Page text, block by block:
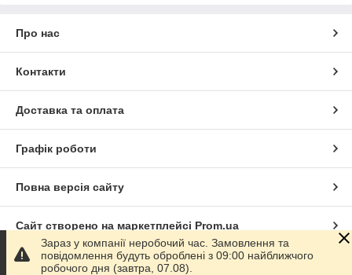
Про нас
Контакти
Доставка та оплата
Графік роботи
Повна версія сайту
Сайт створено на маркетплейсі Prom.ua
Політика конфіденційності
Зараз у компанії неробочий час. Замовлення та
повідомлення будуть оброблені з 09:00 найближчого
робочого дня (завтра, 07.08).